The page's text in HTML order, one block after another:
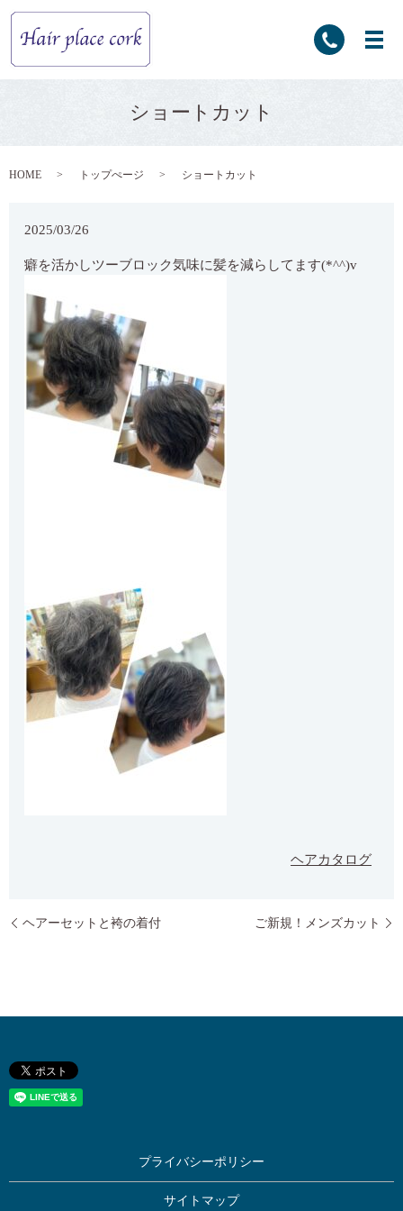
ショートカット
HOME トップぺージ ショートカット
2025/03/26
癖を活かしツーブロック気味に髪を減らしてます(*^^)v
ヘアカタログ
ヘアーセットと袴の着付 ご新規！メンズカット
プライバシーポリシー
サイトマップ